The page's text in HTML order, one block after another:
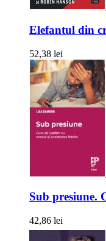
Elefantul din
52,38 lei
Sub presiune.
42,86 lei